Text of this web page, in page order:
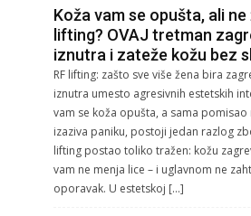
Koža vam se opušta, ali
lifting? OVAJ tretman
iznutra i zateže kožu bez
RF lifting: zašto sve više žena bira
iznutra umesto agresivnih estetskih
vam se koža opušta, a sama
izaziva paniku, postoji jedan razlog
lifting postao toliko tražen: kožu
vam ne menja lice – i uglavnom ne
oporavak. U estetskoj […]